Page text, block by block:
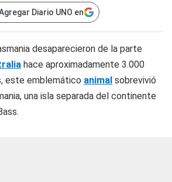
Diario UNO en
desaparecieron de la parte
hace aproximadamente 3.000
este emblemático animal sobrevivió
una isla separada del continente